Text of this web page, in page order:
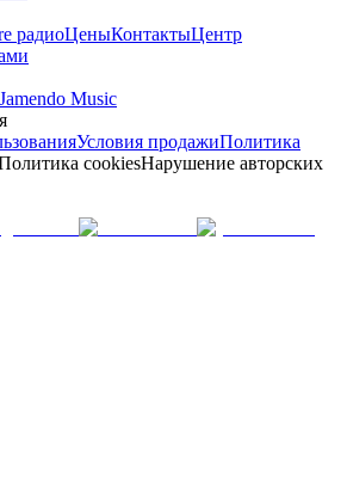
радиоЦеныКонтактыЦентр
Jamendo Music
Условия продажиПолитика
cookiesНарушение авторских